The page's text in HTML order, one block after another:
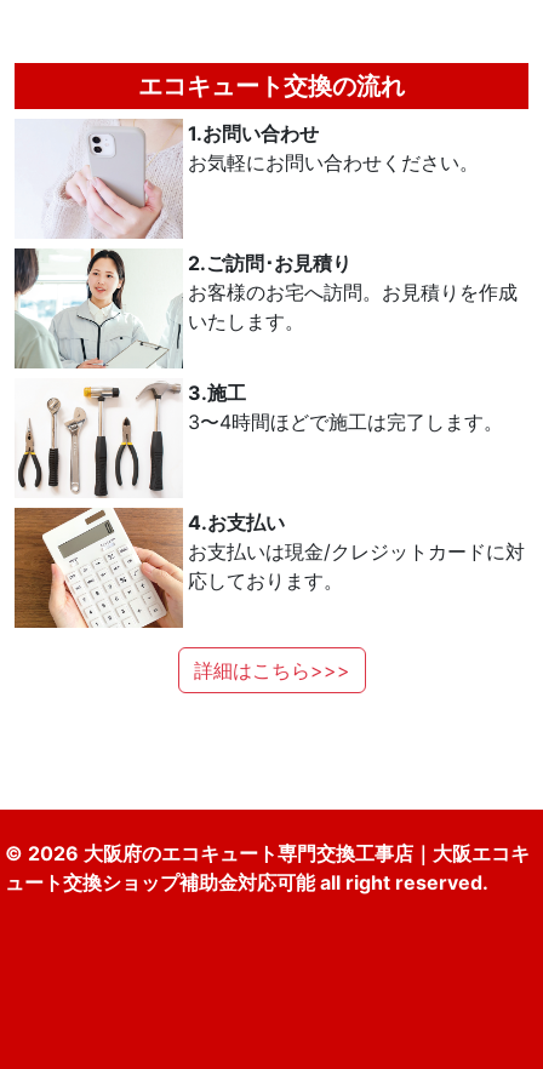
エコキュート交換の流れ
1.お問い合わせ
お気軽にお問い合わせください。
2.ご訪問･お見積り
お客様のお宅へ訪問。お見積りを作成
いたします。
3.施工
3〜4時間ほどで施工は完了します。
4.お支払い
お支払いは現金/クレジットカードに対
応しております。
詳細はこちら>>>
© 2026 大阪府のエコキュート専門交換工事店｜大阪エコキ
ュート交換ショップ補助金対応可能 all right reserved.